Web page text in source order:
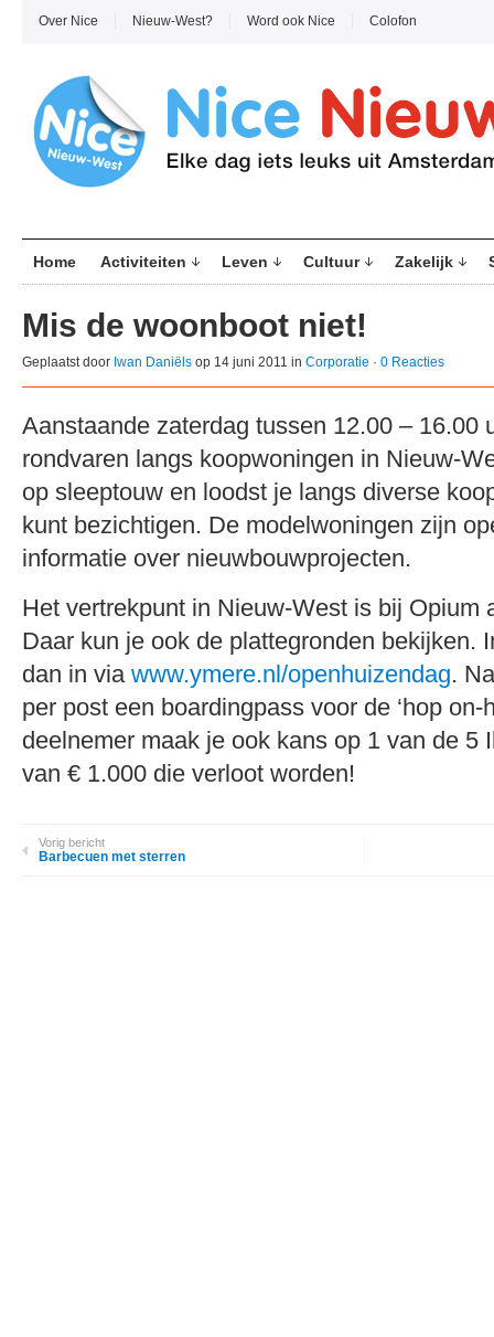
Over Nice Nieuw-West? Word ook Nice Colofon
Home Activiteiten Leven Cultuur Zakelijk
Mis de woonboot niet!
Geplaatst door Iwan Daniëls op 14 juni 2011 in Corporatie · 0 Reacties
Aanstaande zaterdag tussen 12.00 – 16.00
rondvaren langs koopwoningen in Nieuw-
op sleeptouw en loodst je langs diverse
kunt bezichtigen. De modelwoningen zijn
informatie over nieuwbouwprojecten.
Het vertrekpunt in Nieuw-West is bij Opium
Daar kun je ook de plattegronden bekijken.
dan in via www.ymere.nl/openhuizendag.
per post een boardingpass voor de ‘hop on-
deelnemer maak je ook kans op 1 van de 5
van € 1.000 die verloot worden!
Vorig bericht
Barbecuen met sterren